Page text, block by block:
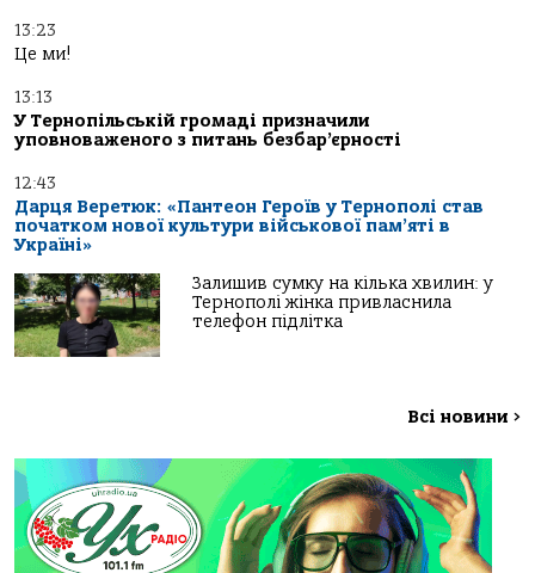
13:23
Це ми!
13:13
У Тернопільській громаді призначили
уповноваженого з питань безбар’єрності
12:43
Дарця Веретюк: «Пантеон Героїв у Тернополі став
початком нової культури військової пам’яті в
Україні»
Залишив сумку на кілька хвилин: у
Тернополі жінка привласнила
телефон підлітка
Всі новини >